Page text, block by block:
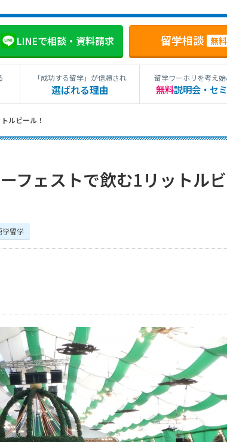
LINEで相談・資料請求 留学相談 無料
「成功する留学」が信頼され
選ばれる理由
留学ワーホリを考え始
無料説明会・セ
ルビール！
フェストで飲む1リットル
学留学